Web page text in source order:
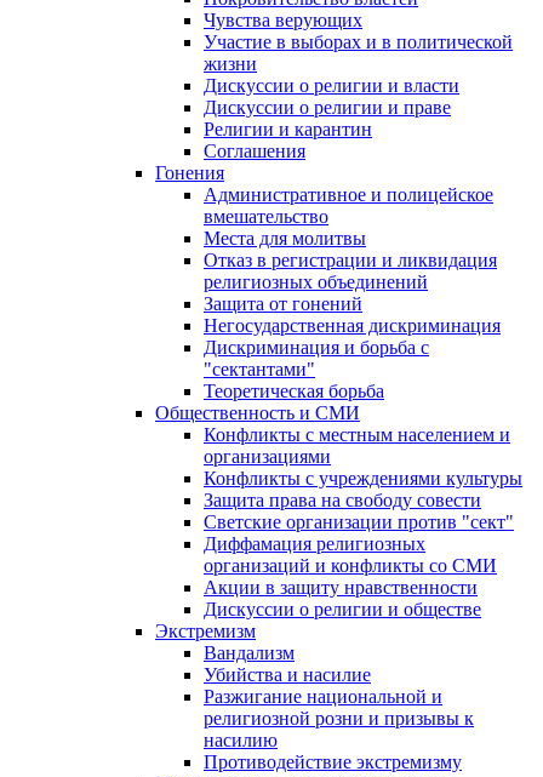
Чувства верующих
Участие в выборах и в политической
жизни
Дискуссии о религии и власти
Дискуссии о религии и праве
Религии и карантин
Соглашения
Гонения
Административное и полицейское
вмешательство
Места для молитвы
Отказ в регистрации и ликвидация
религиозных объединений
Защита от гонений
Негосударственная дискриминация
Дискриминация и борьба с
"сектантами"
Теоретическая борьба
Общественность и СМИ
Конфликты с местным населением и
организациями
Конфликты с учреждениями культуры
Защита права на свободу совести
Светские организации против "сект"
Диффамация религиозных
организаций и конфликты со СМИ
Акции в защиту нравственности
Дискуссии о религии и обществе
Экстремизм
Вандализм
Убийства и насилие
Разжигание национальной и
религиозной розни и призывы к
насилию
Противодействие экстремизму